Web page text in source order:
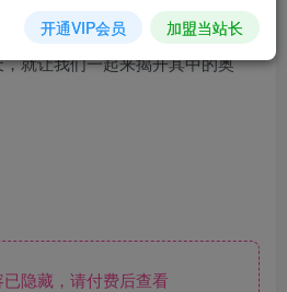
。这些爆火的育儿视频，究竟是
就让我们一起来揭开其中的奥
隐藏，请付费后查看
开通VIP会员 加盟当站长